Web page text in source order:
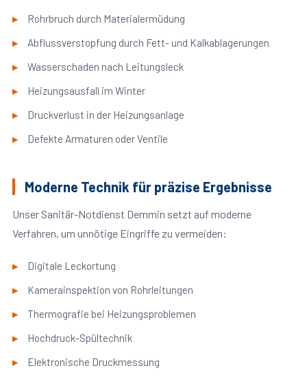
Rohrbruch durch Materialermüdung
Abflussverstopfung durch Fett- und Kalkablagerungen
Wasserschaden nach Leitungsleck
Heizungsausfall im Winter
Druckverlust in der Heizungsanlage
Defekte Armaturen oder Ventile
Moderne Technik für präzise Ergebnisse
Unser Sanitär-Notdienst Demmin setzt auf moderne
Verfahren, um unnötige Eingriffe zu vermeiden:
Digitale Leckortung
Kamerainspektion von Rohrleitungen
Thermografie bei Heizungsproblemen
Hochdruck-Spültechnik
Elektronische Druckmessung